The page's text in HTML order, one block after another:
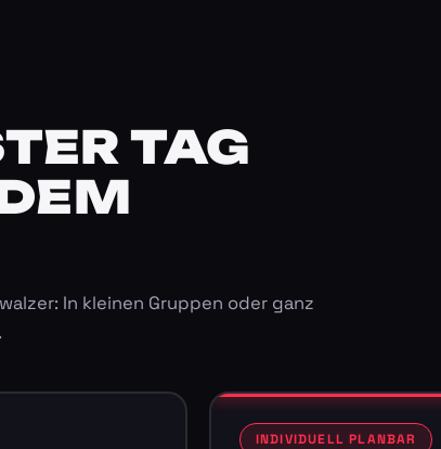
TAG
In kleinen Gruppen oder ganz
INDIVIDUELL PLANBAR